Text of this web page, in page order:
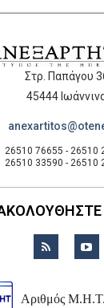
Στρ. Παπάγου
45444
26510 76655 - 26510
26510 33590 - 26510
Αριθμός